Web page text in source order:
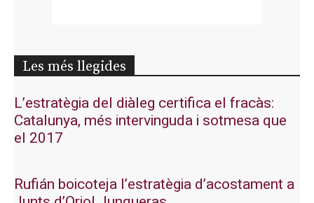
Les més llegides
L’estratègia del diàleg certifica el fracàs:
Catalunya, més intervinguda i sotmesa que
el 2017
Rufián boicoteja l’estratègia d’acostament a